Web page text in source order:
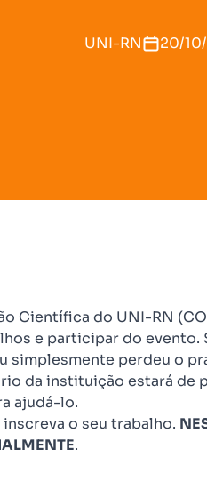
UNI-RN 20/
Científica do UNI-RN
e participar do evento.
simplesmente perdeu o
da instituição estará de
ajudá-lo.
o seu trabalho.
.